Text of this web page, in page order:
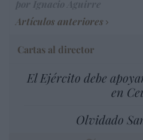
Artículos anteriores
Cartas al director
El Ejército debe
en
Olvidado